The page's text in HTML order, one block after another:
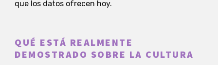
que los datos ofrecen hoy.
QUÉ ESTÁ REALMENTE
DEMOSTRADO SOBRE LA CULTURA